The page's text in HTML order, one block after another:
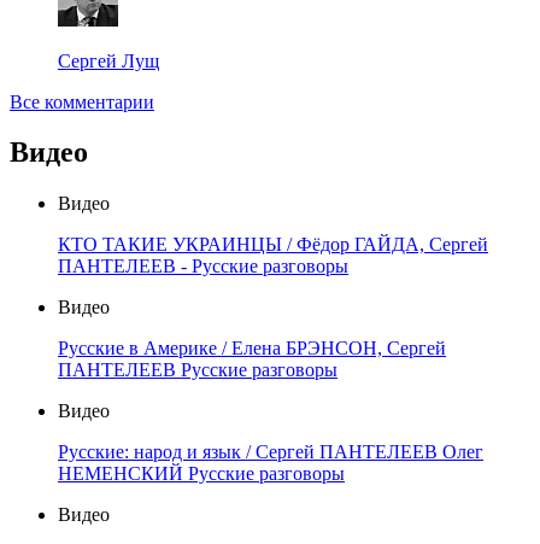
Сергей Лущ
Все комментарии
Видео
Видео
КТО ТАКИЕ УКРАИНЦЫ / Фёдор ГАЙДА, Сергей
ПАНТЕЛЕЕВ - Русские разговоры
Видео
Русские в Америке / Елена БРЭНСОН, Сергей
ПАНТЕЛЕЕВ Русские разговоры
Видео
Русские: народ и язык / Сергей ПАНТЕЛЕЕВ Олег
НЕМЕНСКИЙ Русские разговоры
Видео